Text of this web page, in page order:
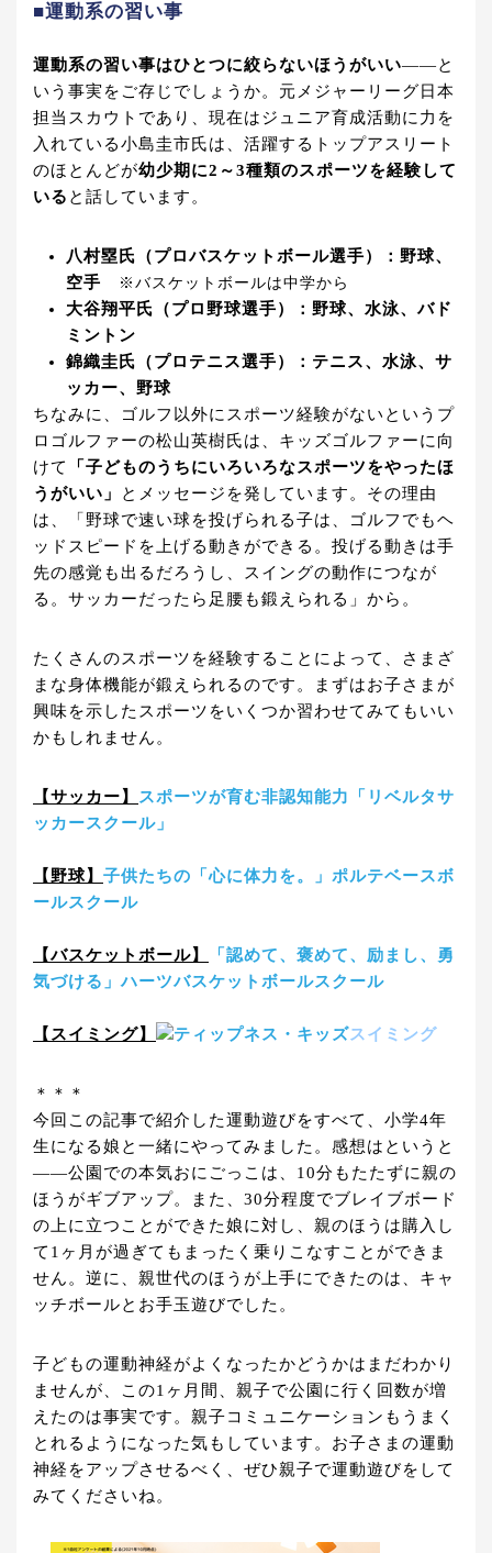
■運動系の習い事
運動系の習い事はひとつに絞らないほうがいい――と
いう事実をご存じでしょうか。元メジャーリーグ日本
担当スカウトであり、現在はジュニア育成活動に力を
入れている小島圭市氏は、活躍するトップアスリート
のほとんどが幼少期に2～3種類のスポーツを経験して
いる と話しています。
八村塁氏（プロバスケットボール選手）：野球、
空手
※バスケットボールは中学から
大谷翔平氏（プロ野球選手）：野球、水泳、バド
ミントン
錦織圭氏（プロテニス選手）：テニス、水泳、サ
ッカー、野球
ちなみに、ゴルフ以外にスポーツ経験がないというプ
ロゴルファーの松山英樹氏は、キッズゴルファーに向
けて
「子どものうちにいろいろなスポーツをやったほ
うがいい」
とメッセージを発しています。その理由
は、「野球で速い球を投げられる子は、ゴルフでもヘ
ッドスピードを上げる動きができる。投げる動きは手
先の感覚も出るだろうし、スイングの動作につなが
る。サッカーだったら足腰も鍛えられる」から。
たくさんのスポーツを経験することによって、さまざ
まな身体機能が鍛えられるのです。まずはお子さまが
興味を示したスポーツをいくつか習わせてみてもいい
かもしれません。
【サッカー】
スポーツが育む非認知能力「リベルタサ
ッカースクール」
【野球】 子供たちの「心に体力を。」ポルテベースボ
ールスクール
【バスケットボール】
「認めて、褒めて、励まし、勇
気づける」ハーツバスケットボールスクール
【スイミング】 ティップネス・キッズスイミング
＊＊＊
今回この記事で紹介した運動遊びをすべて、小学4年
生になる娘と一緒にやってみました。感想はというと
――公園での本気おにごっこは、10分もたたずに親の
ほうがギブアップ。また、30分程度でブレイブボード
の上に立つことができた娘に対し、親のほうは購入し
て1ヶ月が過ぎてもまったく乗りこなすことができま
せん。逆に、親世代のほうが上手にできたのは、キャ
ッチボールとお手玉遊びでした。
子どもの運動神経がよくなったかどうかはまだわかり
ませんが、この1ヶ月間、親子で公園に行く回数が増
えたのは事実です。親子コミュニケーションもうまく
とれるようになった気もしています。お子さまの運動
神経をアップさせるべく、ぜひ親子で運動遊びをして
みてくださいね。